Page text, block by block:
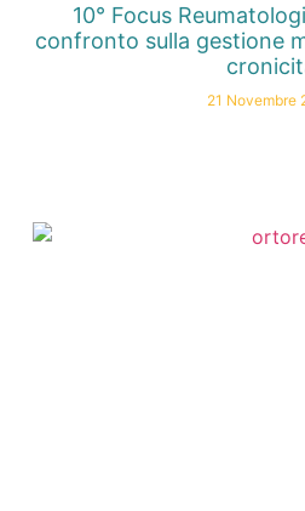
10° Focus
confronto sulla gestione
21 Novembre